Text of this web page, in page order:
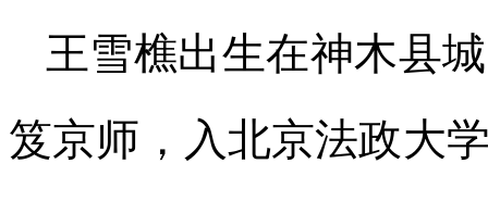
王雪樵出生在神木县
笈京师，入北京法政大